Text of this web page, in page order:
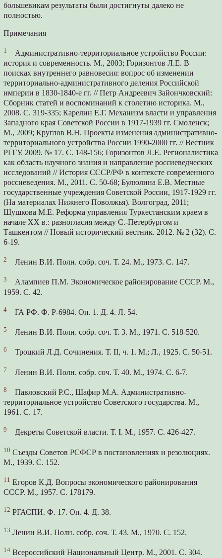
большевикам результаты были достигнуты далеко не
полностью.
Примечания
1
Административно-территориальное устройство России:
история и современность. М., 2003; Горизонтов Л.Е. В
поисках внутреннего равновесия: вопрос об изменении
территориально-административного деления Российской
империи в 1830-1840-е гг. // Петр Андреевич Зайончковский:
Сборник статей и воспоминаний к столетию историка. М.,
2008. С. 319-335; Карелин Е.Г. Механизм власти и управления
Западного края Советской России в 1917-1939 гг. Смоленск;
М., 2009; Круглов В.Н. Проекты изменения административно-
территориального устройства России 1990-2000 гг. // Вестник
РГГУ. 2009. № 17. С. 148-156; Горизонтов Л.Е. Регионалистика
как область научного знания и направление россиеведческих
исследований // История СССР/РФ в контексте современного
россиеведения. М., 2011. C. 50-68; Булюлина Е.В. Местные
государственные учреждения Советской России, 1917-1929 гг.
(На материалах Нижнего Поволжья). Волгоград, 2011;
Шушкова М.Е. Реформа управления Туркестанским краем в
начале XX в.: разногласия между С.-Петербургом и
Ташкентом // Новый исторический вестник. 2012. № 2 (32). С.
6-19.
2 Ленин В.И. Полн. собр. соч. Т. 24. М., 1973. С. 147.
3
Алампиев П.М. Экономическое районирование СССР. М.,
1959. С. 42.
4 ГА РФ. Ф. Р-6984. Оп. 1. Д. 4. Л. 54.
5 Ленин В.И. Полн. собр. соч. Т. 3. М., 1971. С. 518-520.
6 Троцкий Л.Д. Сочинения. Т. II, ч. 1. М.; Л., 1925. С. 50-51.
7 Ленин В.И. Полн. собр. соч. Т. 40. М., 1974. С. 6-7.
8
Павловский Р.С., Шафир М.А. Административно-
территориальное устройство Советского государства. М.,
1961. С. 17.
9 Декреты Советской власти. Т. I. М., 1957. С. 426-427.
10 Съезды Советов РСФСР в постановлениях и резолюциях.
М., 1939. С. 152.
11 Егоров К.Д. Вопросы экономического районирования
СССР. М., 1957. С. 178179.
12 РГАСПИ. Ф. 17. Оп. 4. Д. 38.
13 Ленин В.И. Полн. собр. соч. Т. 43. М., 1970. С. 152.
14 Всероссийский Национальный Центр. М., 2001. С. 304.